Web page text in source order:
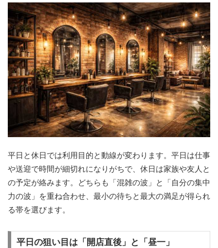
平日と休日では利用目的と動線が変わります。平日は仕事
や送迎で時間が細切れになりがちで、休日は家族や友人と
の予定が絡みます。どちらも「混雑の波」と「自分の集中
力の波」を重ね合わせ、最小の待ちと最大の満足が得られ
る帯を選びます。
平日の狙い目は「開店直後」と「昼一」